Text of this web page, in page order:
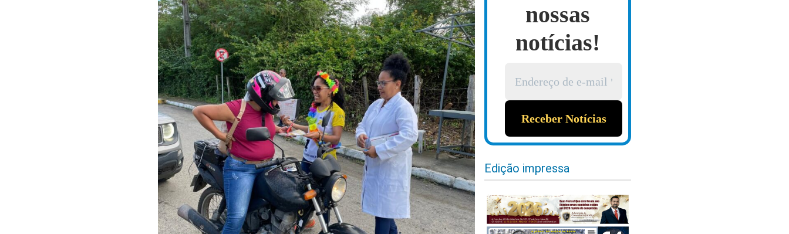
nossas
notícias!
Edição impressa